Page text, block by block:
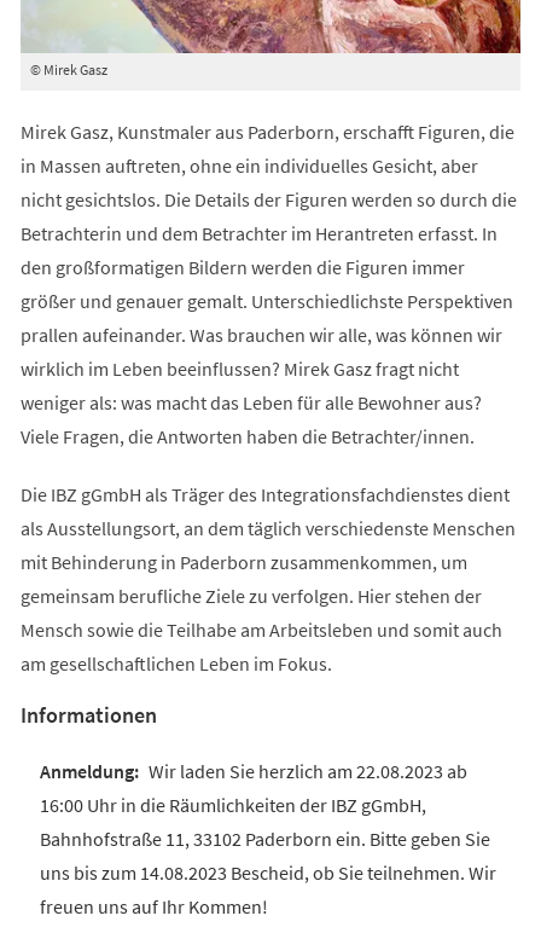
© Mirek Gasz
Mirek Gasz, Kunstmaler aus Paderborn, erschafft Figuren, die
in Massen auftreten, ohne ein individuelles Gesicht, aber
nicht gesichtslos. Die Details der Figuren werden so durch die
Betrachterin und dem Betrachter im Herantreten erfasst. In
den großformatigen Bildern werden die Figuren immer
größer und genauer gemalt. Unterschiedlichste Perspektiven
prallen aufeinander. Was brauchen wir alle, was können wir
wirklich im Leben beeinflussen? Mirek Gasz fragt nicht
weniger als: was macht das Leben für alle Bewohner aus?
Viele Fragen, die Antworten haben die Betrachter/innen.
Die IBZ gGmbH als Träger des Integrationsfachdienstes dient
als Ausstellungsort, an dem täglich verschiedenste Menschen
mit Behinderung in Paderborn zusammenkommen, um
gemeinsam berufliche Ziele zu verfolgen. Hier stehen der
Mensch sowie die Teilhabe am Arbeitsleben und somit auch
am gesellschaftlichen Leben im Fokus.
Informationen
Wir laden Sie herzlich am 22.08.2023 ab
16:00 Uhr in die Räumlichkeiten der IBZ gGmbH,
Bahnhofstraße 11, 33102 Paderborn ein. Bitte geben Sie
uns bis zum 14.08.2023 Bescheid, ob Sie teilnehmen. Wir
freuen uns auf Ihr Kommen!